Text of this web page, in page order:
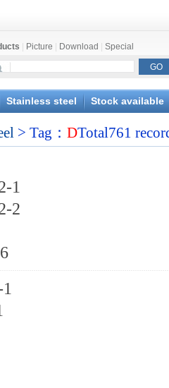
Picture Download Special
Stainless steel Stock available
> Tag： DTotal761
1
2